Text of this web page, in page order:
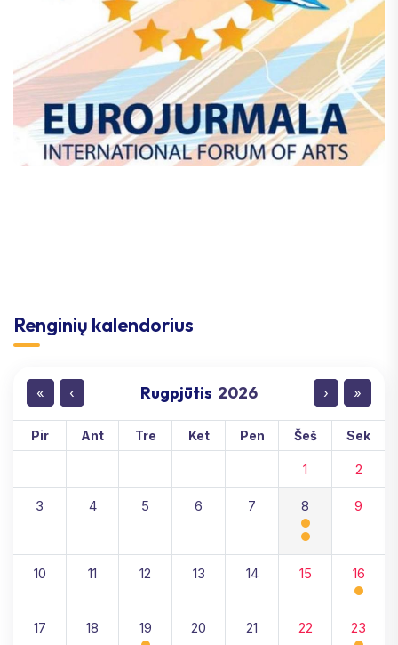
Renginių kalendorius
« ‹ Rugpjūtis 2026 › »
Pir Ant Tre Ket Pen Šeš Sek
1 2
3 4 5 6 7 8 9
10 11 12 13 14 15 16
17 18 19 20 21 22 23